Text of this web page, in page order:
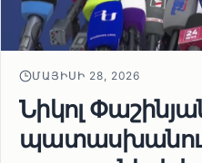
ՄԱՅԻՍԻ 28, 2026
Նիկոլ